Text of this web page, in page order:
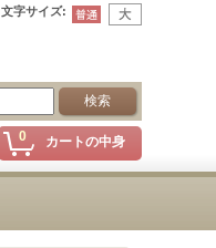
文字サイズ:
0 カートの中身